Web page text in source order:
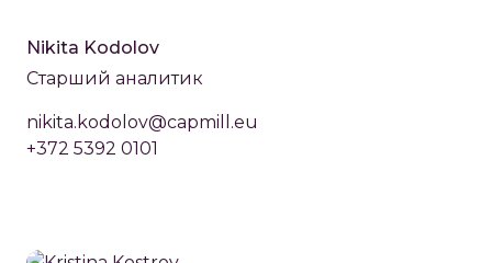
Nikita Kodolov
Старший аналитик
nikita.kodolov@capmill.eu
+372 5392 0101